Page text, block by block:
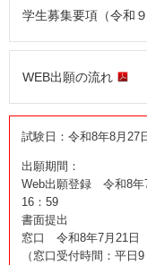
学生募集要項（令和
WEB出願の流れ
試験日：令和8年8月27
出願期間：
Web出願登録 令和8年
16：59
書面提出
窓口 令和8年7月21日
（窓口受付時間：平日9